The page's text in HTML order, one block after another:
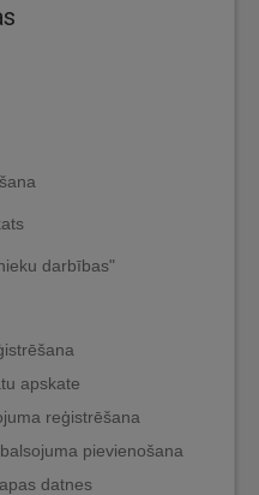
darbības"
apskate
reģistrēšana
pievienošana
datnes